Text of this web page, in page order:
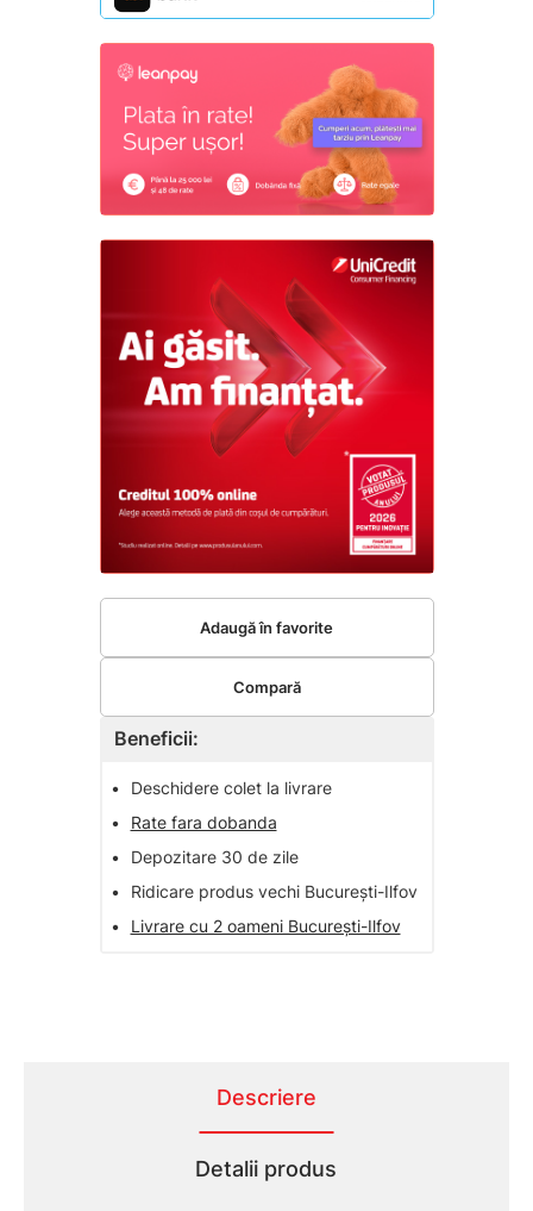
Beneficii:
•
Deschidere colet la livrare
•
Rate fara dobanda
•
Depozitare 30 de zile
•
Ridicare produs vechi București-Ilfov
•
Livrare cu 2 oameni București-Ilfov
Adaugă în favorite
Compară
Descriere
Detalii produs